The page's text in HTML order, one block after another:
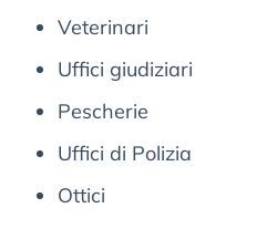
Veterinari
Uffici giudiziari
Pescherie
Uffici di Polizia
Ottici